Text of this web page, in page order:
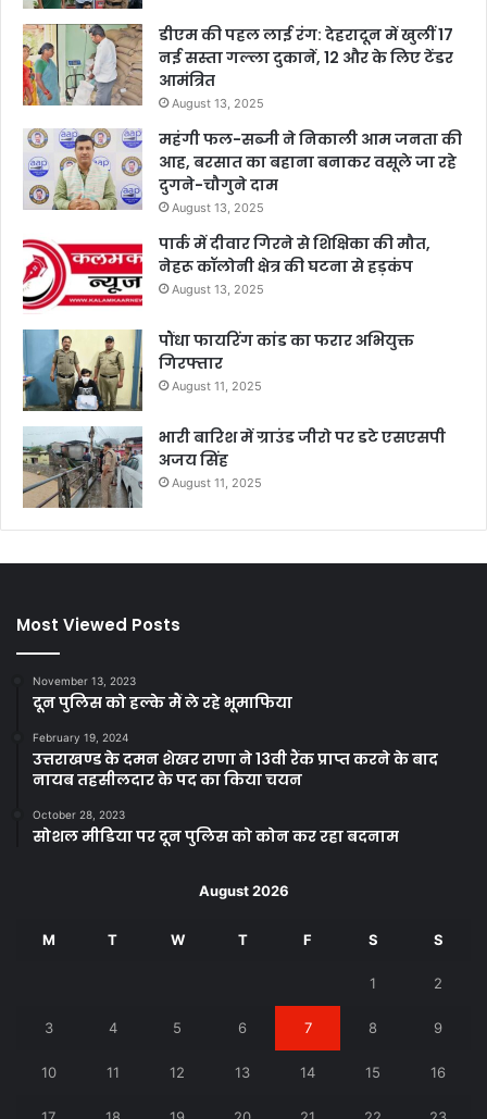
डीएम की पहल लाई रंग: देहरादून में खुलीं 17
नई सस्ता गल्ला दुकानें, 12 और के लिए टेंडर
आमंत्रित
August 13, 2025
महंगी फल-सब्जी ने निकाली आम जनता की
आह, बरसात का बहाना बनाकर वसूले जा रहे
दुगने-चौगुने दाम
August 13, 2025
पार्क में दीवार गिरने से शिक्षिका की मौत,
नेहरू कॉलोनी क्षेत्र की घटना से हड़कंप
August 13, 2025
पौंधा फायरिंग कांड का फरार अभियुक्त
गिरफ्तार
August 11, 2025
भारी बारिश में ग्राउंड जीरो पर डटे एसएसपी
अजय सिंह
August 11, 2025
Most Viewed Posts
November 13, 2023
दून पुलिस को हल्के मैं ले रहे भूमाफिया
February 19, 2024
उत्तराखण्ड के दमन शेखर राणा ने 13वी रैंक प्राप्त करने के बाद
नायब तहसीलदार के पद का किया चयन
October 28, 2023
सोशल मीडिया पर दून पुलिस को कोन कर रहा बदनाम
August 2026
M T W T F S S
1 2
3 4 5 6 7 8 9
10 11 12 13 14 15 16